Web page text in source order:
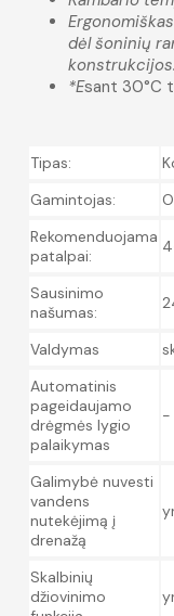
dėl šoninių
konstrukcijos.
*Esant 30°C
Tipas:
Gamintojas:
Rekomenduojama
patalpai:
Sausinimo
našumas:
Valdymas
Automatinis
pageidaujamo
drėgmės lygio
palaikymas
-
Galimybė nuvesti
vandens
nutekėjimą į
drenažą
Skalbinių
džiovinimo